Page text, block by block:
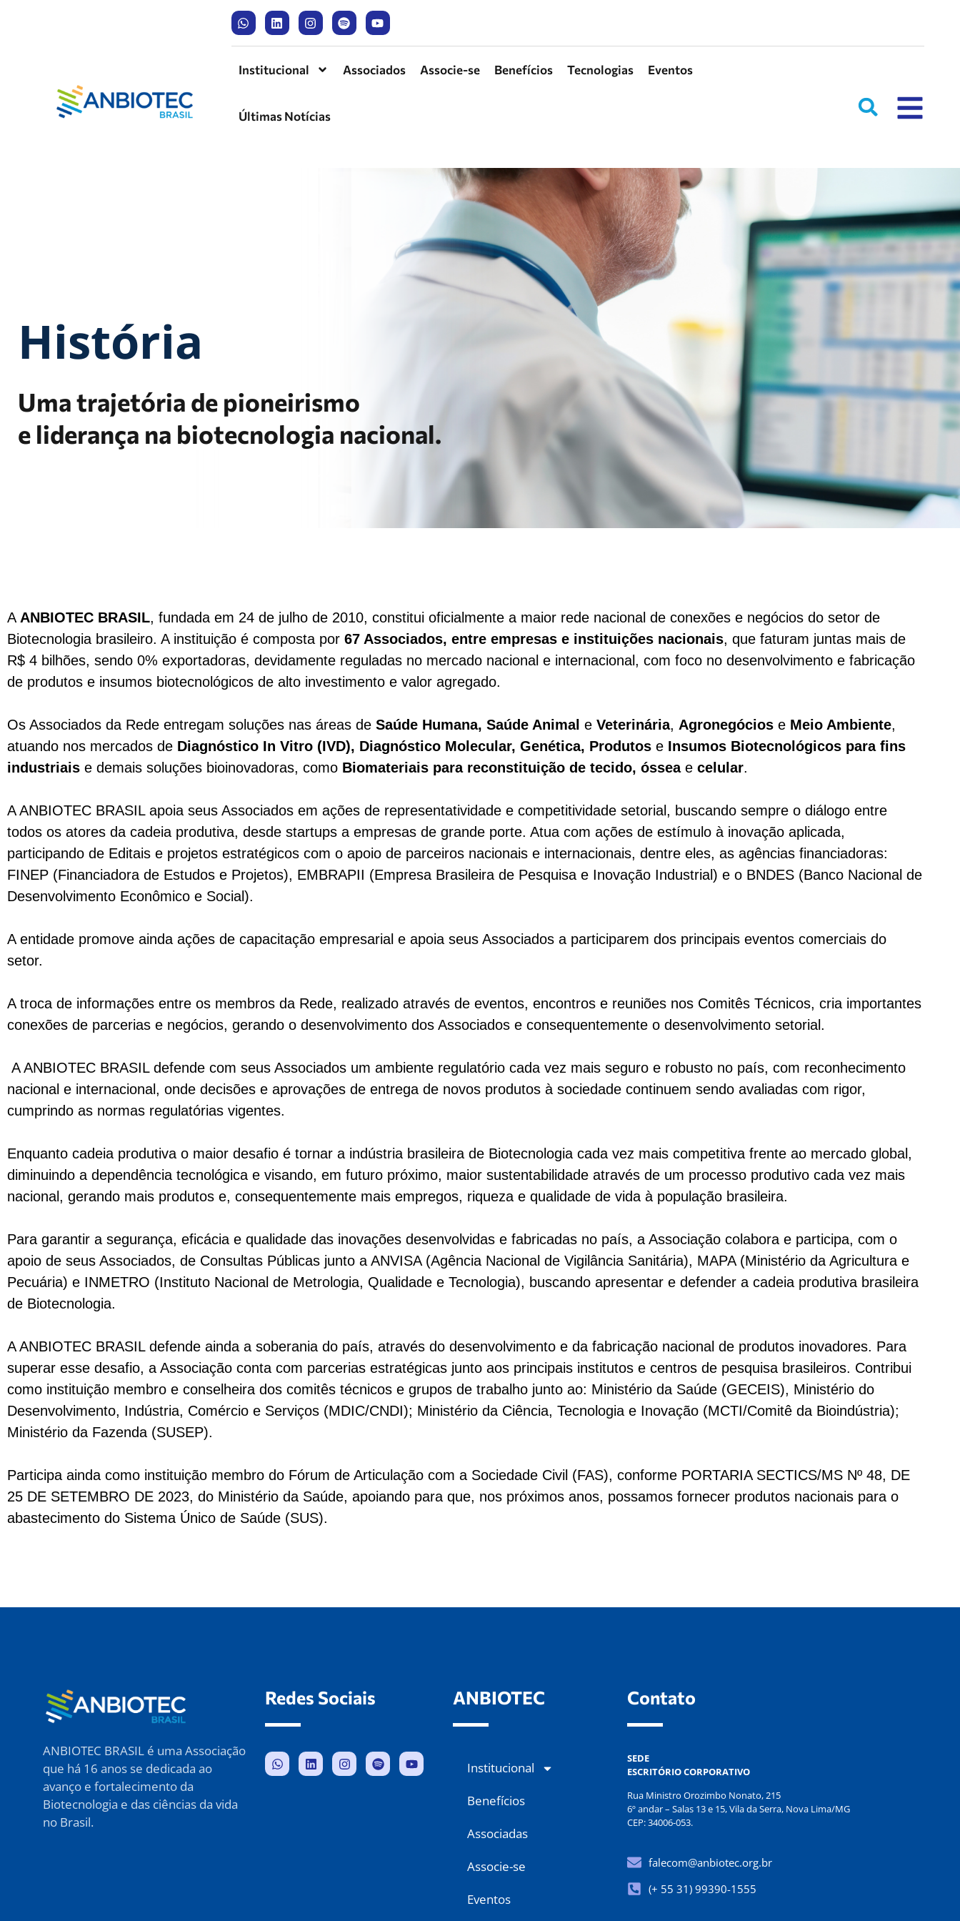
Institucional Associados Associe-se Benefícios Tecnologias Eventos
Últimas Notícias
História
Uma trajetória de pioneirismo
e liderança na biotecnologia nacional.
A ANBIOTEC BRASIL, fundada em 24 de julho de 2010, constitui oficialmente a maior rede nacional de conexões e negócios do setor de
Biotecnologia brasileiro. A instituição é composta por 67 Associados, entre empresas e instituições nacionais, que faturam juntas mais de
R$ 4 bilhões, sendo 0% exportadoras, devidamente reguladas no mercado nacional e internacional, com foco no desenvolvimento e fabricação
de produtos e insumos biotecnológicos de alto investimento e valor agregado.
Os Associados da Rede entregam soluções nas áreas de Saúde Humana, Saúde Animal e Veterinária, Agronegócios e Meio Ambiente,
atuando nos mercados de Diagnóstico In Vitro (IVD), Diagnóstico Molecular, Genética, Produtos e Insumos Biotecnológicos para fins
industriais e demais soluções bioinovadoras, como Biomateriais para reconstituição de tecido, ósseae celular.
A ANBIOTEC BRASIL apoia seus Associados em ações de representatividade e competitividade setorial, buscando sempre o diálogo entre
todos os atores da cadeia produtiva, desde startups a empresas de grande porte. Atua com ações de estímulo à inovação aplicada,
participando de Editais e projetos estratégicos com o apoio de parceiros nacionais e internacionais, dentre eles, as agências financiadoras:
FINEP (Financiadora de Estudos e Projetos), EMBRAPII (Empresa Brasileira de Pesquisa e Inovação Industrial) e o BNDES (Banco Nacional de
Desenvolvimento Econômico e Social).
A entidade promove ainda ações de capacitação empresarial e apoia seus Associados a participarem dos principais eventos comerciais do
setor.
A troca de informações entre os membros da Rede, realizado através de eventos, encontros e reuniões nos Comitês Técnicos, cria importantes
conexões de parcerias e negócios, gerando o desenvolvimento dos Associados e consequentemente o desenvolvimento setorial.
A ANBIOTEC BRASIL defende com seus Associados um ambiente regulatório cada vez mais seguro e robusto no país, com reconhecimento
nacional e internacional, onde decisões e aprovações de entrega de novos produtos à sociedade continuem sendo avaliadas com rigor,
cumprindo as normas regulatórias vigentes.
Enquanto cadeia produtiva o maior desafio é tornar a indústria brasileira de Biotecnologia cada vez mais competitiva frente ao mercado global,
diminuindo a dependência tecnológica e visando, em futuro próximo, maior sustentabilidade através de um processo produtivo cada vez mais
nacional, gerando mais produtos e, consequentemente mais empregos, riqueza e qualidade de vida à população brasileira.
Para garantir a segurança, eficácia e qualidade das inovações desenvolvidas e fabricadas no país, a Associação colabora e participa, com o
apoio de seus Associados, de Consultas Públicas junto a ANVISA (Agência Nacional de Vigilância Sanitária), MAPA (Ministério da Agricultura e
Pecuária) e INMETRO (Instituto Nacional de Metrologia, Qualidade e Tecnologia), buscando apresentar e defender a cadeia produtiva brasileira
de Biotecnologia.
A ANBIOTEC BRASIL defende ainda a soberania do país, através do desenvolvimento e da fabricação nacional de produtos inovadores. Para
superar esse desafio, a Associação conta com parcerias estratégicas junto aos principais institutos e centros de pesquisa brasileiros. Contribui
como instituição membro e conselheira dos comitês técnicos e grupos de trabalho junto ao: Ministério da Saúde (GECEIS), Ministério do
Desenvolvimento, Indústria, Comércio e Serviços (MDIC/CNDI); Ministério da Ciência, Tecnologia e Inovação (MCTI/Comitê da Bioindústria);
Ministério da Fazenda (SUSEP).
Participa ainda como instituição membro do Fórum de Articulação com a Sociedade Civil (FAS), conforme PORTARIA SECTICS/MS Nº 48, DE
25 DE SETEMBRO DE 2023, do Ministério da Saúde, apoiando para que, nos próximos anos, possamos fornecer produtos nacionais para o
abastecimento do Sistema Único de Saúde (SUS).
ANBIOTEC BRASIL é uma Associação
que há 16 anos se dedicada ao
avanço e fortalecimento da
Biotecnologia e das ciências da vida
no Brasil.
Redes Sociais ANBIOTEC
Institucional
Benefícios
Associadas
Associe-se
Eventos
Contato
SEDE
ESCRITÓRIO CORPORATIVO
Rua Ministro Orozimbo Nonato, 215
6º andar – Salas 13 e 15, Vila da Serra, Nova Lima/MG
CEP: 34006-053.
falecom@anbiotec.org.br
(+ 55 31) 99390-1555